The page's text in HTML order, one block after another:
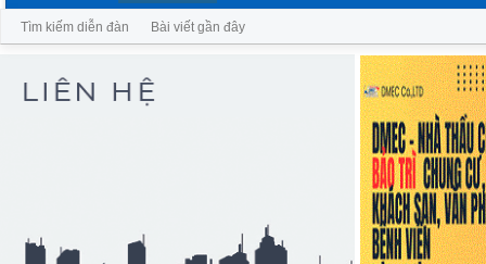
Tìm kiếm diễn đàn Bài viết gần đây